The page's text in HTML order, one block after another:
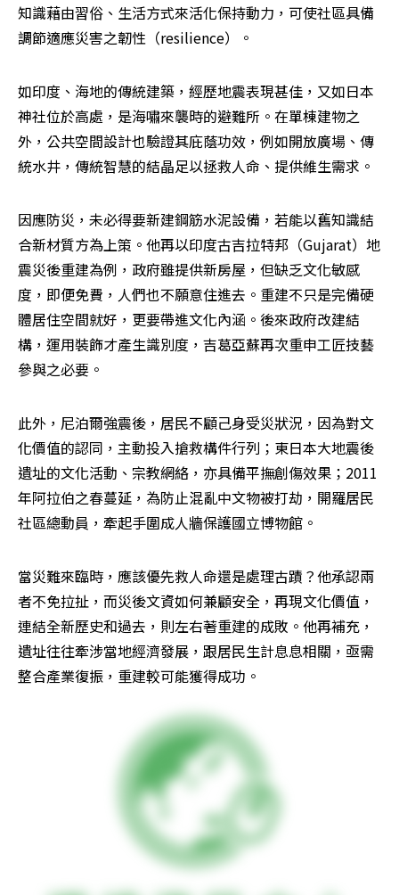
知識藉由習俗、生活方式來活化保持動力，可使社區具備
調節適應災害之韌性（resilience）。
如印度、海地的傳統建築，經歷地震表現甚佳，又如日本
神社位於高處，是海嘯來襲時的避難所。在單棟建物之
外，公共空間設計也驗證其庇蔭功效，例如開放廣場、傳
統水井，傳統智慧的結晶足以拯救人命、提供維生需求。
因應防災，未必得要新建鋼筋水泥設備，若能以舊知識結
合新材質方為上策。他再以印度古吉拉特邦（Gujarat）地
震災後重建為例，政府雖提供新房屋，但缺乏文化敏感
度，即便免費，人們也不願意住進去。重建不只是完備硬
體居住空間就好，更要帶進文化內涵。後來政府改建結
構，運用裝飾才產生識別度，吉葛亞蘇再次重申工匠技藝
參與之必要。
此外，尼泊爾強震後，居民不顧己身受災狀況，因為對文
化價值的認同，主動投入搶救構件行列；東日本大地震後
遺址的文化活動、宗教網絡，亦具備平撫創傷效果；2011
年阿拉伯之春蔓延，為防止混亂中文物被打劫，開羅居民
社區總動員，牽起手圍成人牆保護國立博物館。
當災難來臨時，應該優先救人命還是處理古蹟？他承認兩
者不免拉扯，而災後文資如何兼顧安全，再現文化價值，
連結全新歷史和過去，則左右著重建的成敗。他再補充，
遺址往往牽涉當地經濟發展，跟居民生計息息相關，亟需
整合產業復振，重建較可能獲得成功。